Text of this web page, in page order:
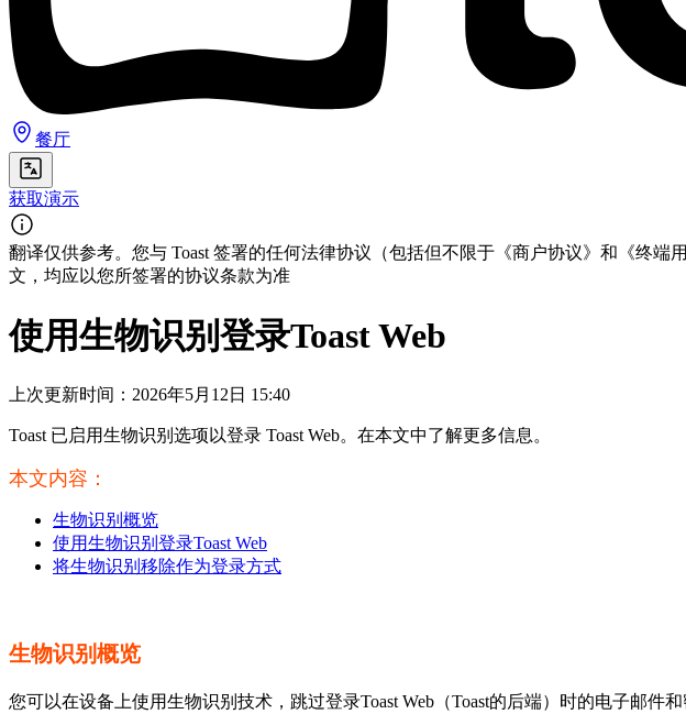
餐厅
获取演示
翻译仅供参考。您与 Toast 签署的任何法律协议（包括但不限于《商户协议》和《终
文，均应以您所签署的协议条款为准
使用生物识别登录Toast Web
上次更新时间：2026年5月12日 15:40
Toast 已启用生物识别选项以登录 Toast Web。在本文中了解更多信息。
本文内容：
生物识别概览
使用生物识别登录Toast Web
将生物识别移除作为登录方式
生物识别概览
您可以在设备上使用生物识别技术，跳过登录Toast Web（Toast的后端）时的电子邮件和